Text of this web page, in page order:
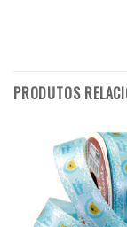
PRODUTOS